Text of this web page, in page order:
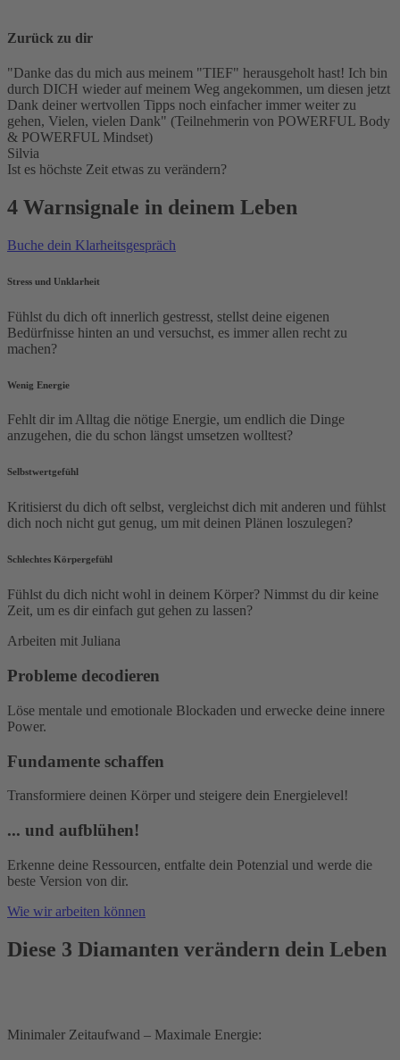
Zurück zu dir
"Danke das du mich aus meinem "TIEF" herausgeholt hast! Ich bin
durch DICH wieder auf meinem Weg angekommen, um diesen jetzt
Dank deiner wertvollen Tipps noch einfacher immer weiter zu
gehen, Vielen, vielen Dank" (Teilnehmerin von POWERFUL Body
& POWERFUL Mindset)
Silvia
Ist es höchste Zeit etwas zu verändern?
4 Warnsignale in deinem Leben
Buche dein Klarheitsgespräch
Stress und Unklarheit
Fühlst du dich oft innerlich gestresst, stellst deine eigenen
Bedürfnisse hinten an und versuchst, es immer allen recht zu
machen?
Wenig Energie
Fehlt dir im Alltag die nötige Energie, um endlich die Dinge
anzugehen, die du schon längst umsetzen wolltest?
Selbstwertgefühl
Kritisierst du dich oft selbst, vergleichst dich mit anderen und fühlst
dich noch nicht gut genug, um mit deinen Plänen loszulegen?
Schlechtes Körpergefühl
Fühlst du dich nicht wohl in deinem Körper? Nimmst du dir keine
Zeit, um es dir einfach gut gehen zu lassen?
Arbeiten mit Juliana
Probleme decodieren
Löse mentale und emotionale Blockaden und erwecke deine innere
Power.
Fundamente schaffen
Transformiere deinen Körper und steigere dein Energielevel!
... und aufblühen!
Erkenne deine Ressourcen, entfalte dein Potenzial und werde die
beste Version von dir.
Wie wir arbeiten können
Diese 3 Diamanten verändern dein Leben
Minimaler Zeitaufwand – Maximale Energie: